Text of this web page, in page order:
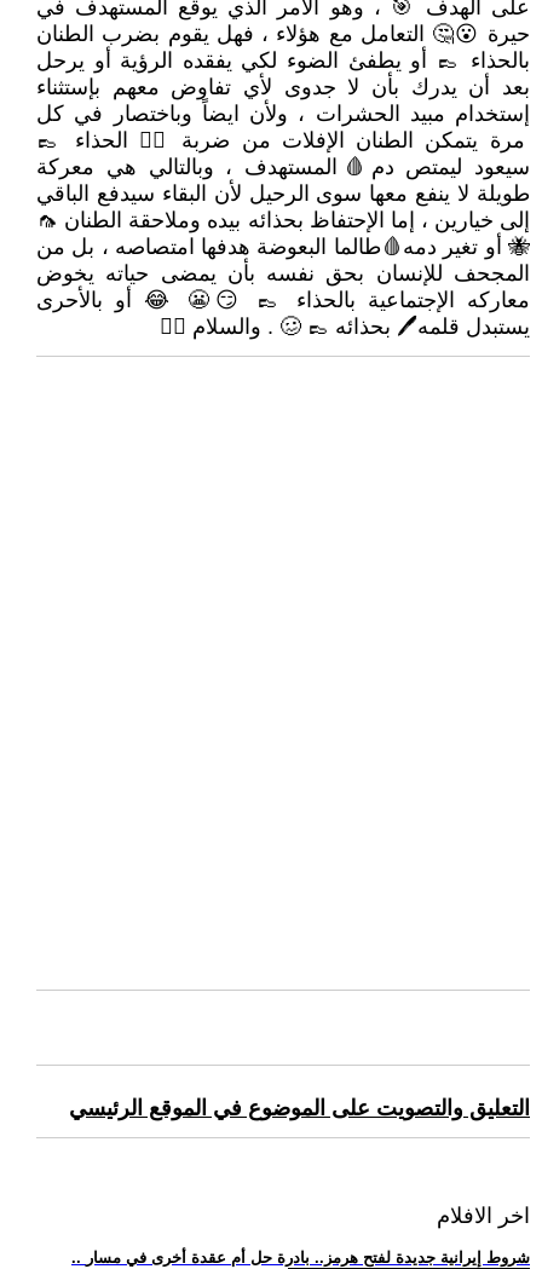
على الهدف 🎯 ، وهو الأمر الذي يوقع المستهدف في
حيرة 😮🤔 التعامل مع هؤلاء ، فهل يقوم بضرب الطنان
بالحذاء 👞 أو يطفئ الضوء لكي يفقده الرؤية أو يرحل
بعد أن يدرك بأن لا جدوى لأي تفاوض معهم بإستثناء
إستخدام مبيد الحشرات ، ولأن ايضاً وباختصار في كل
مرة يتمكن الطنان الإفلات من ضربة ✊🏿 الحذاء 👞
سيعود ليمتص دم🩸المستهدف ، وبالتالي هي معركة
طويلة لا ينفع معها سوى الرحيل لأن البقاء سيدفع الباقي
إلى خيارين ، إما الإحتفاظ بحذائه بيده وملاحقة الطنان 🦟
🐝 أو تغير دمه🩸طالما البعوضة هدفها امتصاصه ، بل من
المجحف للإنسان بحق نفسه بأن يمضى حياته يخوض
معاركه الإجتماعية بالحذاء 👞 😏😬 😂 أو بالأحرى
يستبدل قلمه🖊 بحذائه 👞 🥴 . والسلام 🙋‍♂
التعليق والتصويت على الموضوع في الموقع الرئيسي
اخر الافلام
.. شروط إيرانية جديدة لفتح هرمز.. بادرة حل أم عقدة أخرى في مسار